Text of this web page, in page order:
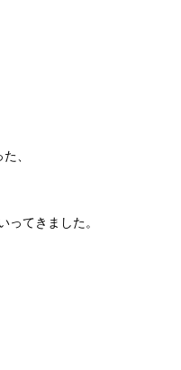
、
ってきました。